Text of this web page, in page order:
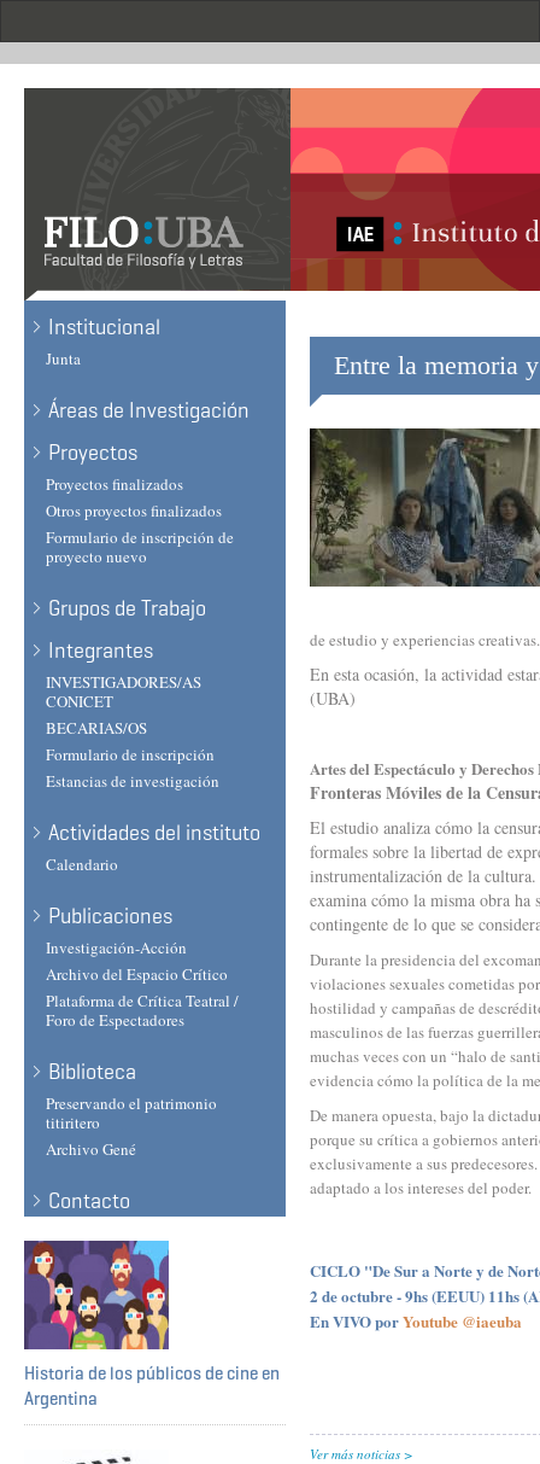
Institucional
Junta
Áreas de Investigación
Proyectos
Proyectos finalizados
Otros proyectos finalizados
Formulario de inscripción de
proyecto nuevo
Grupos de Trabajo
Integrantes
INVESTIGADORES/AS
CONICET
BECARIAS/OS
Formulario de inscripción
Estancias de investigación
Actividades del instituto
Calendario
Publicaciones
Investigación-Acción
Archivo del Espacio Crítico
Plataforma de Crítica Teatral /
Foro de Espectadores
Biblioteca
Preservando el patrimonio
titiritero
Archivo Gené
Contacto
Historia de los públicos de cine en
Argentina
Entre la memoria
de estudio y experiencias creativas.
En esta ocasión, la actividad
(UBA)
Artes del Espectáculo y
Fronteras Móviles de la
El estudio analiza cómo la
formales sobre la libertad de
instrumentalización de la
examina cómo la misma obra ha
contingente de lo que se
Durante la presidencia del
violaciones sexuales cometidas
hostilidad y campañas de
masculinos de las fuerzas
muchas veces con un “halo de
evidencia cómo la política de la
De manera opuesta, bajo la
porque su crítica a gobiernos
exclusivamente a sus
adaptado a los intereses del poder.
CICLO "De Sur a Norte y de
2 de octubre - 9hs (EEUU) 11hs
En VIVO porYoutube @iaeuba
Ver más noticias